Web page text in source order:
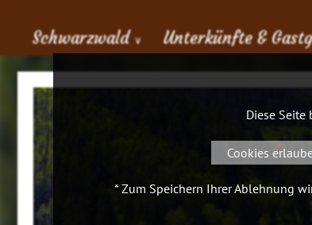
Schwarzwald ∨ Unterkünfte &
Diese
Cookies
* Zum Speichern Ihrer Ablehnung